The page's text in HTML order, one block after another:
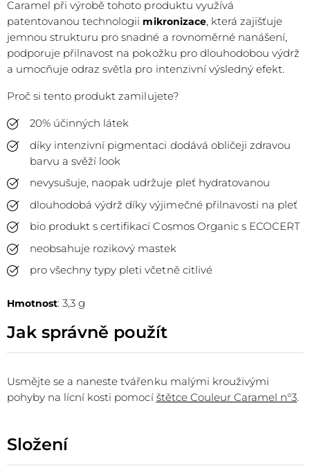
Caramel při výrobě tohoto produktu využívá
patentovanou technologii mikronizace, která zajišťuje
jemnou strukturu pro snadné a rovnoměrné nanášení,
podporuje přilnavost na pokožku pro dlouhodobou výdrž
a umocňuje odraz světla pro intenzivní výsledný efekt.
Proč si tento produkt zamilujete?
20% účinných látek
díky intenzivní pigmentaci dodává obličeji zdravou
barvu a svěží look
nevysušuje, naopak udržuje pleť hydratovanou
dlouhodobá výdrž díky výjimečné přilnavosti na pleť
bio produkt s certifikací Cosmos Organic s ECOCERT
neobsahuje rozikový mastek
pro všechny typy pleti včetně citlivé
Hmotnost: 3,3 g
Jak správně použít
Usmějte se a naneste tvářenku malými krouživými
pohyby na lícní kosti pomocí štětce Couleur Caramel n°3.
Složení